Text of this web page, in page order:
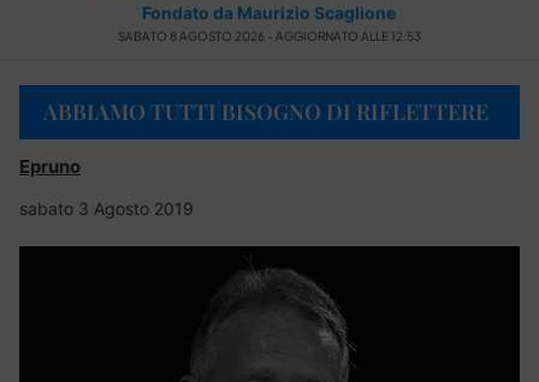
Fondato da Maurizio Scaglione
SABATO 8 AGOSTO 2026 - AGGIORNATO ALLE 12:53
ABBIAMO TUTTI BISOGNO DI RIFLETTERE
Epruno
sabato 3 Agosto 2019